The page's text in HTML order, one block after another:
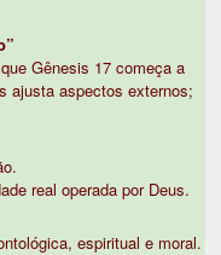
Gênesis 17 começa a
ajusta aspectos externos;
real operada por Deus.
espiritual e moral.